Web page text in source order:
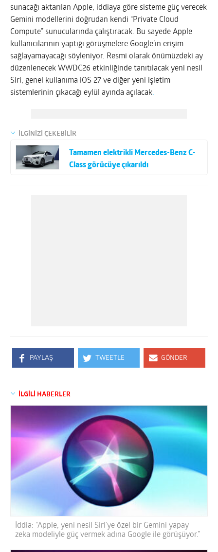
sunacağı aktarılan Apple, iddiaya göre sisteme güç verecek
Gemini modellerini doğrudan kendi “Private Cloud
Compute” sunucularında çalıştıracak. Bu sayede Apple
kullanıcılarının yaptığı görüşmelere Google’ın erişim
sağlayamayacağı söyleniyor. Resmi olarak önümüzdeki ay
düzenlenecek WWDC26 etkinliğinde tanıtılacak yeni nesil
Siri, genel kullanıma iOS 27 ve diğer yeni işletim
sistemlerinin çıkacağı eylül ayında açılacak.
İLGİNİZİ ÇEKEBİLİR
Tamamen elektrikli Mercedes-Benz C-
Class görücüye çıkarıldı
PAYLAŞ TWEETLE GÖNDER
İLGİLİ HABERLER
İddia: “Apple, yeni nesil Siri’ye özel bir Gemini yapay
zeka modeliyle güç vermek adına Google ile görüşüyor.”